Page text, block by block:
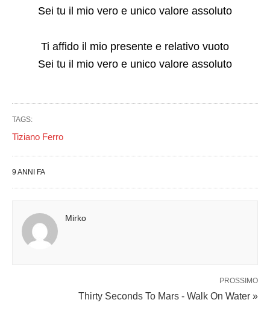
Sei tu il mio vero e unico valore assoluto
Ti affido il mio presente e relativo vuoto
Sei tu il mio vero e unico valore assoluto
TAGS:
Tiziano Ferro
9 ANNI FA
Mirko
PROSSIMO
Thirty Seconds To Mars - Walk On Water »